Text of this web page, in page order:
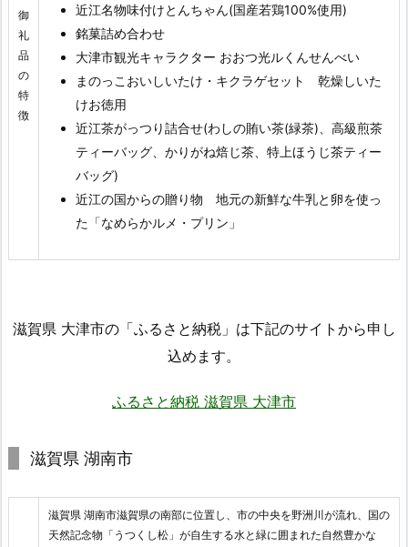
御
礼
品
の
特
徴
近江名物味付けとんちゃん(国産若鶏100%使用)
銘菓詰め合わせ
大津市観光キャラクター おおつ光ルくんせんべい
まのっこおいしいたけ・キクラゲセット 乾燥しいた
けお徳用
近江茶がっつり詰合せ(わしの賄い茶(緑茶)、高級煎茶
ティーバッグ、かりがね焙じ茶、特上ほうじ茶ティー
バッグ)
近江の国からの贈り物 地元の新鮮な牛乳と卵を使っ
た「なめらかルメ・プリン」
滋賀県 大津市の「ふるさと納税」は下記のサイトから申し
込めます。
ふるさと納税 滋賀県 大津市
滋賀県 湖南市
滋賀県 湖南市滋賀県の南部に位置し、市の中央を野洲川が流れ、国の
天然記念物「うつくし松」が自生する水と緑に囲まれた自然豊かな